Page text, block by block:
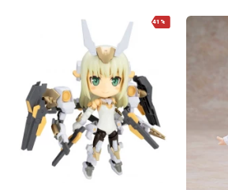
41%